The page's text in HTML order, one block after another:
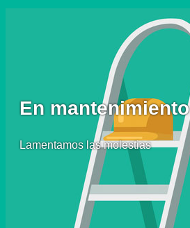
En mantenimiento
Lamentamos las molestias